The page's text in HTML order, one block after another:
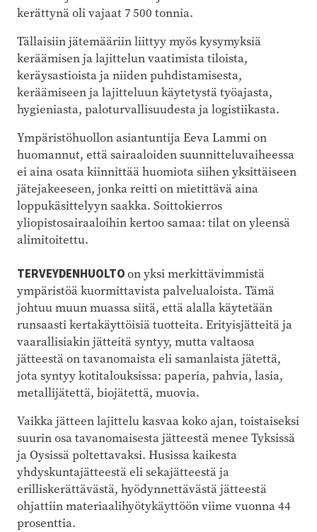
kerättynä oli vajaat 7 500 tonnia.
Tällaisiin jätemääriin liittyy myös kysymyksiä
keräämisen ja lajittelun vaatimista tiloista,
keräysastioista ja niiden puhdistamisesta,
keräämiseen ja lajitteluun käytetystä työajasta,
hygieniasta, paloturvallisuudesta ja logistiikasta.
Ympäristöhuollon asiantuntija Eeva Lammi on
huomannut, että sairaaloiden suunnitteluvaiheessa
ei aina osata kiinnittää huomiota siihen yksittäiseen
jätejakeeseen, jonka reitti on mietittävä aina
loppukäsittelyyn saakka. Soittokierros
yliopistosairaaloihin kertoo samaa: tilat on yleensä
alimitoitettu.
TERVEYDENHUOLTOon yksi merkittävimmistä
ympäristöä kuormittavista palvelualoista. Tämä
johtuu muun muassa siitä, että alalla käytetään
runsaasti kertakäyttöisiä tuotteita. Erityisjätteitä ja
vaarallisiakin jätteitä syntyy, mutta valtaosa
jätteestä on tavanomaista eli samanlaista jätettä,
jota syntyy kotitalouksissa: paperia, pahvia, lasia,
metallijätettä, biojätettä, muovia.
Vaikka jätteen lajittelu kasvaa koko ajan, toistaiseksi
suurin osa tavanomaisesta jätteestä menee Tyksissä
ja Oysissä poltettavaksi. Husissa kaikesta
yhdyskuntajätteestä eli sekajätteestä ja
erilliskerättävästä, hyödynnettävästä jätteestä
ohjattiin materiaalihyötykäyttöön viime vuonna 44
prosenttia.